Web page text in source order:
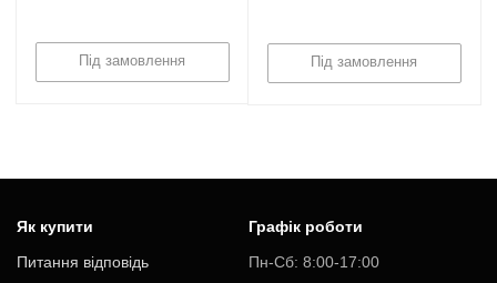
Під замовлення Під замовлення
Як купити
Питання відповідь
Графік роботи
Пн-Cб: 8:00-17:00